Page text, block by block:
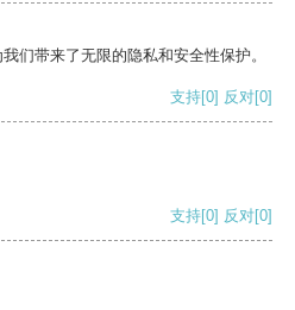
们带来了无限的隐私和安全性保护。
支持[0] 反对[0]
支持[0] 反对[0]